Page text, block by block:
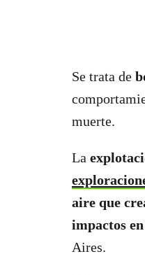
Se trata de
muerte.
La
aire que
impactos
Aires.